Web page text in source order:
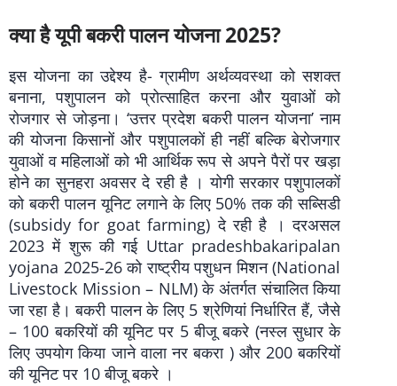
क्या है यूपी बकरी पालन योजना 2025?
इस योजना का उद्देश्य है- ग्रामीण अर्थव्यवस्था को सशक्त
बनाना, पशुपालन को प्रोत्साहित करना और युवाओं को
रोजगार से जोड़ना। ‘उत्तर प्रदेश बकरी पालन योजना’ नाम
की योजना किसानों और पशुपालकों ही नहीं बल्कि बेरोजगार
युवाओं व महिलाओं को भी आर्थिक रूप से अपने पैरों पर खड़ा
होने का सुनहरा अवसर दे रही है । योगी सरकार पशुपालकों
को बकरी पालन यूनिट लगाने के लिए 50% तक की सब्सिडी
(subsidy for goat farming) दे रही है । दरअसल
2023 में शुरू की गई Uttar pradeshbakaripalan
yojana 2025-26 को राष्ट्रीय पशुधन मिशन (National
Livestock Mission – NLM) के अंतर्गत संचालित किया
जा रहा है। बकरी पालन के लिए 5 श्रेणियां निर्धारित हैं, जैसे
– 100 बकरियों की यूनिट पर 5 बीजू बकरे (नस्ल सुधार के
लिए उपयोग किया जाने वाला नर बकरा ) और 200 बकरियों
की यूनिट पर 10 बीजू बकरे ।